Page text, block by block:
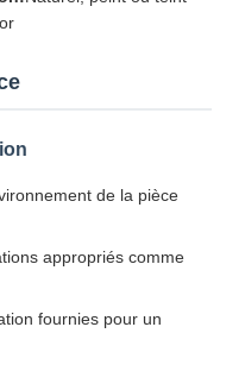
de la pièce
appropriés comme
fournies pour un